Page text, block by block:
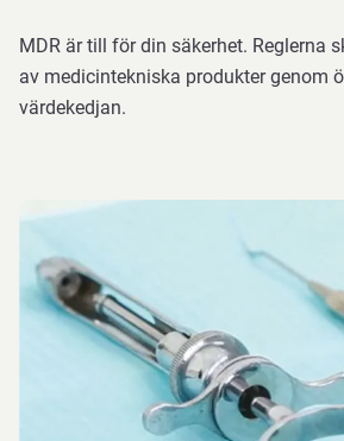
MDR är till för din säkerhet. Reglerna
av medicintekniska produkter genom
värdekedjan.